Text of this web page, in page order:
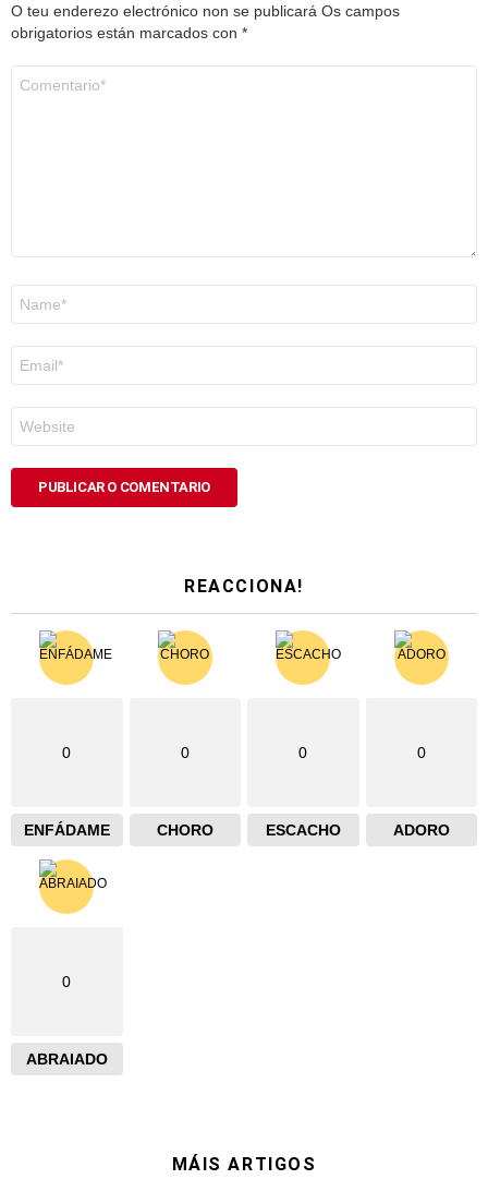
O teu enderezo electrónico non se publicará Os campos
obrigatorios están marcados con *
electrónico
*
REACCIONA!
0
ENFÁDAME
0
CHORO
0
ESCACHO
0
ADORO
0
ABRAIADO
MÁIS ARTIGOS